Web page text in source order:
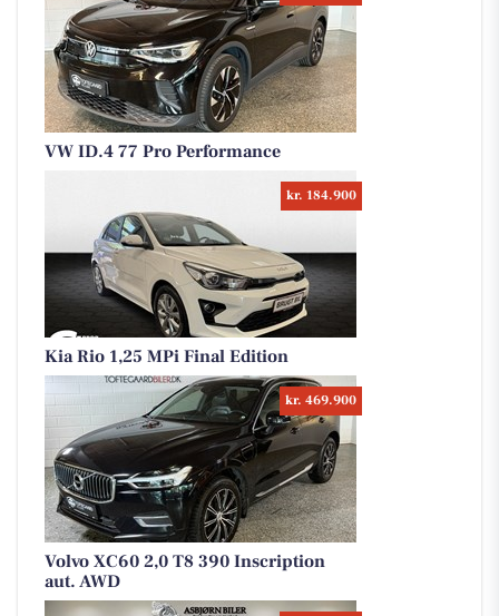
VW ID.4 77 Pro Performance
kr. 184.900
Kia Rio 1,25 MPi Final Edition
kr. 469.900
Volvo XC60 2,0 T8 390 Inscription
aut. AWD